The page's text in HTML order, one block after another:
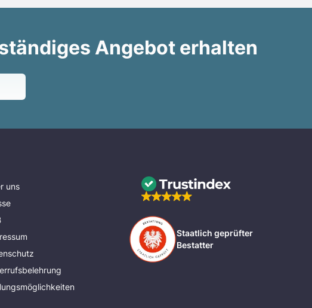
Angebot erhalten
uns
Staatlich geprüfter
Bestatter